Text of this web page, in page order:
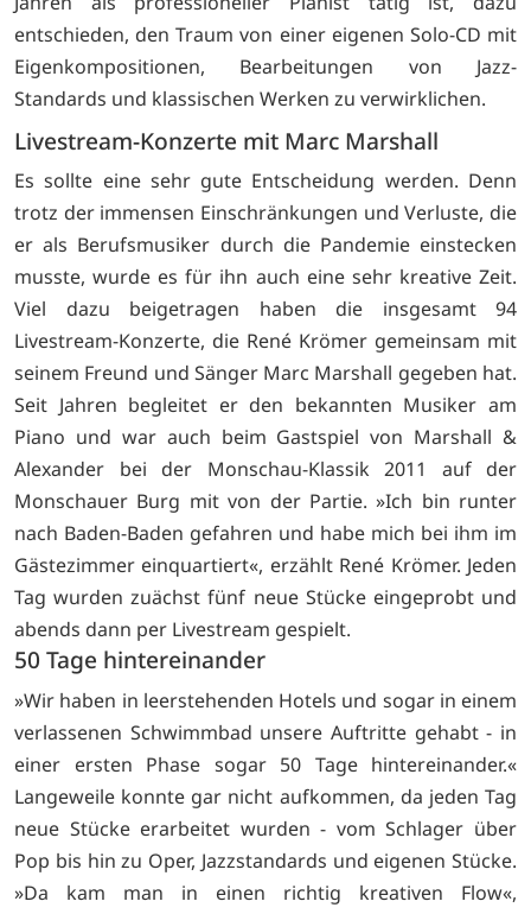
entschieden, den Traum von einer eigenen Solo-CD mit
Eigenkompositionen, Bearbeitungen von Jazz-
Standards und klassischen Werken zu verwirklichen.
Livestream-Konzerte mit Marc Marshall
Es sollte eine sehr gute Entscheidung werden. Denn
trotz der immensen Einschränkungen und Verluste, die
er als Berufsmusiker durch die Pandemie einstecken
musste, wurde es für ihn auch eine sehr kreative Zeit.
Viel dazu beigetragen haben die insgesamt 94
Livestream-Konzerte, die René Krömer gemeinsam mit
seinem Freund und Sänger Marc Marshall gegeben hat.
Seit Jahren begleitet er den bekannten Musiker am
Piano und war auch beim Gastspiel von Marshall &
Alexander bei der Monschau-Klassik 2011 auf der
Monschauer Burg mit von der Partie. »Ich bin runter
nach Baden-Baden gefahren und habe mich bei ihm im
Gästezimmer einquartiert«, erzählt René Krömer. Jeden
Tag wurden zuächst fünf neue Stücke eingeprobt und
abends dann per Livestream gespielt.
50 Tage hintereinander
»Wir haben in leerstehenden Hotels und sogar in einem
verlassenen Schwimmbad unsere Auftritte gehabt - in
einer ersten Phase sogar 50 Tage hintereinander.«
Langeweile konnte gar nicht aufkommen, da jeden Tag
neue Stücke erarbeitet wurden - vom Schlager über
Pop bis hin zu Oper, Jazzstandards und eigenen Stücke.
»Da kam man in einen richtig kreativen Flow«,